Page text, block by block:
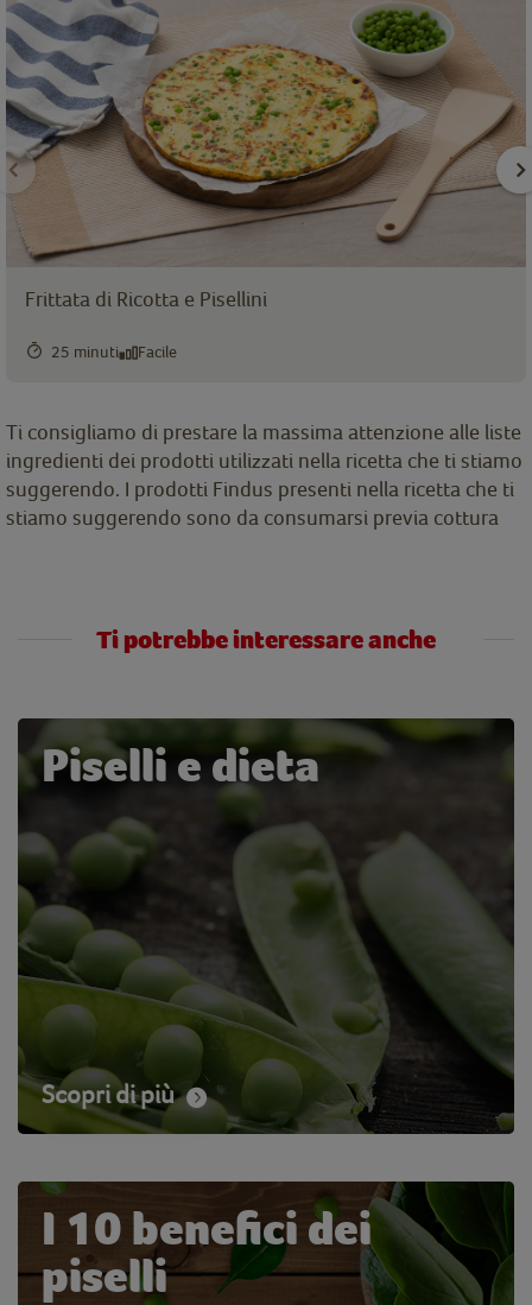
Frittata di Ricotta e Pisellini
25 minuti Facile
Ti consigliamo di prestare la massima attenzione alle liste
ingredienti dei prodotti utilizzati nella ricetta che ti stiamo
suggerendo. I prodotti Findus presenti nella ricetta che ti
stiamo suggerendo sono da consumarsi previa cottura
Ti potrebbe interessare anche
Piselli e dieta
Scopri di più
I 10 benefici dei
piselli